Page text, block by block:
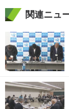
関連ニュ